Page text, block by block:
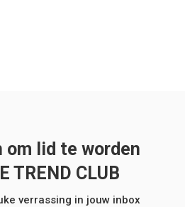
om lid te worden
TREND CLUB
verrassing in jouw inbox